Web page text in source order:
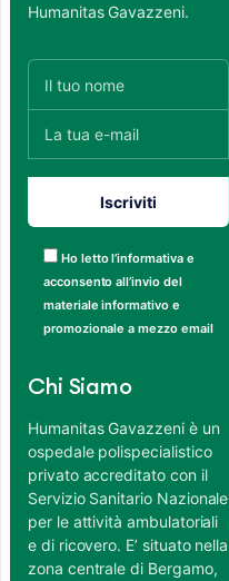
Humanitas Gavazzeni.
Ho letto l’informativa e
acconsento all’invio del
materiale informativo e
promozionale a mezzo email
Chi Siamo
Humanitas Gavazzeni è un
ospedale polispecialistico
privato accreditato con il
Servizio Sanitario Nazionale
per le attività ambulatoriali
e di ricovero. E’ situato nella
zona centrale di Bergamo,